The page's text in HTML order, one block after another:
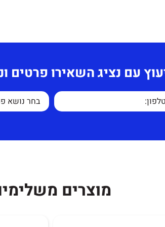
ושחור.
לפי כמות
נוחה וזקופה עקב
כיסא אורח איכותי מדמוי עור PU עם פסים בשילוב
החלקים למעט
עם נציג השאירו פרטים
מוצרים